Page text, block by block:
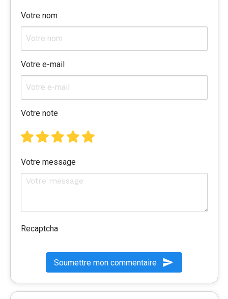
Votre nom
Votre e-mail
Votre note
Votre message
Recaptcha
Soumettre mon commentaire